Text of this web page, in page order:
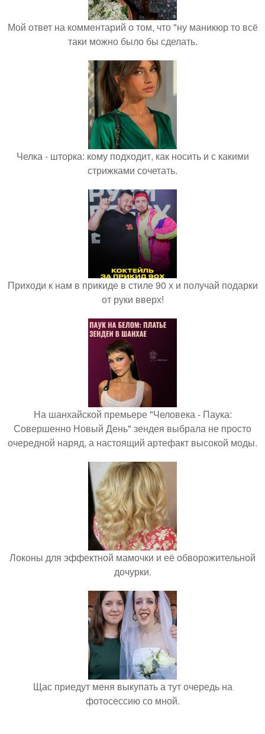
Мой ответ на комментарий о том, что "ну маникюр то всё
таки можно было бы сделать.
Челка - шторка: кому подходит, как носить и с какими
стрижками сочетать.
Приходи к нам в прикиде в стиле 90 х и получай подарки
от руки вверх!
На шанхайской премьере "Человека - Паука:
Совершенно Новый День" зендея выбрала не просто
очередной наряд, а настоящий артефакт высокой моды.
Локоны для эффектной мамочки и её обворожительной
дочурки.
Щас приедут меня выкупать а тут очередь на
фотосессию со мной.